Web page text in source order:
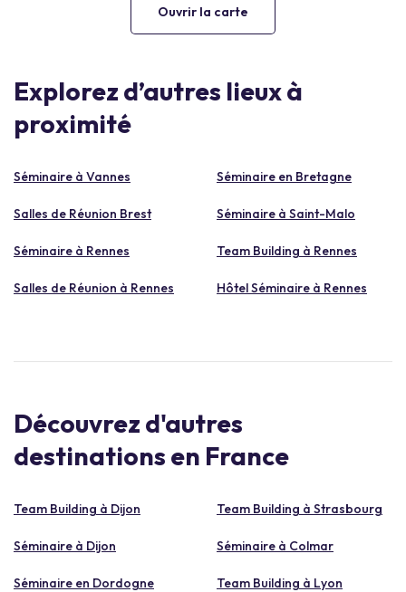
Ouvrir la carte
Explorez d’autres lieux à
proximité
Séminaire à Vannes Séminaire en Bretagne
Salles de Réunion Brest Séminaire à Saint-Malo
Séminaire à Rennes Team Building à Rennes
Salles de Réunion à Rennes Hôtel Séminaire à Rennes
Découvrez d'autres
destinations en France
Team Building à Dijon Team Building à Strasbourg
Séminaire à Dijon Séminaire à Colmar
Séminaire en Dordogne Team Building à Lyon